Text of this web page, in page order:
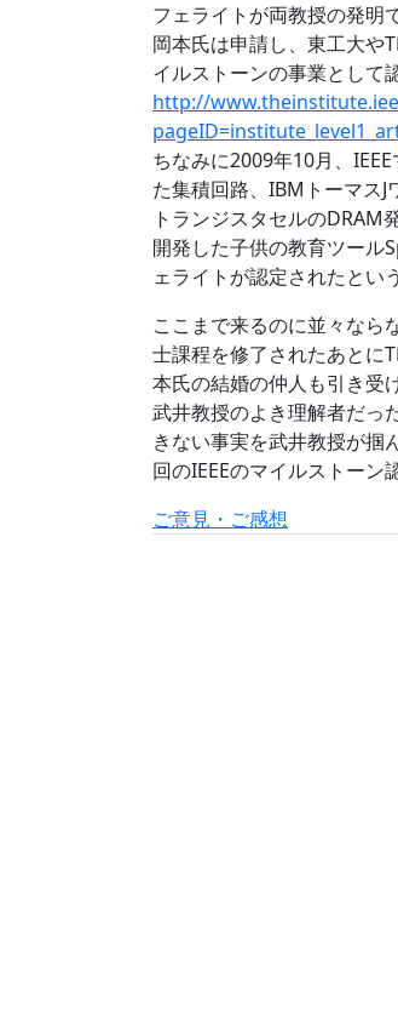
フェライトが両教授の発明
岡本氏は申請し、東工大や
イルストーンの事業として
http://
ちなみに2009年10月、
た集積回路、IBMトーマス
トランジスタセルの
開発した子供の教育ツール
ェライトが認定されたとい
ここまで来るのに並々なら
士課程を修了されたあとに
本氏の結婚の仲人も引き受
武井教授のよき理解者だっ
きない事実を武井教授が掴
回のIEEEのマイルストーン
ご意見・ご感想